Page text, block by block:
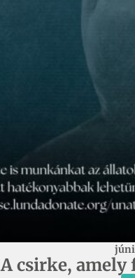
A csirke, amely